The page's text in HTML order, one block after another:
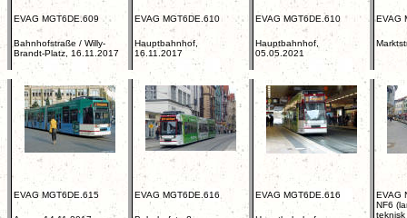
EVAG MGT6DE.609
Bahnhofstraße / Willy-
Brandt-Platz, 16.11.2017
EVAG MGT6DE.610
Hauptbahnhof,
16.11.2017
EVAG MGT6DE.610
Hauptbahnhof,
05.05.2021
EVAG
EVAG MGT6DE.615 EVAG MGT6DE.616 EVAG MGT6DE.616
EVAG
NF6
teknisk